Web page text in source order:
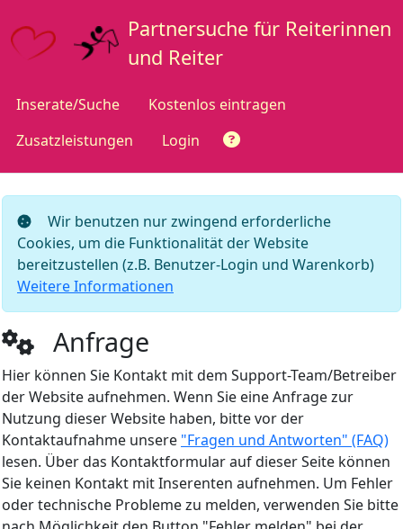
Partnersuche für Reiterinnen
und Reiter
Inserate/Suche
Kostenlos eintragen
Zusatzleistungen
Login
Wir benutzen nur zwingend erforderliche
Cookies, um die Funktionalität der Website
bereitzustellen (z.B. Benutzer-Login und Warenkorb)
Weitere Informationen
Anfrage
Hier können Sie Kontakt mit dem Support-Team/Betreiber
der Website aufnehmen. Wenn Sie eine Anfrage zur
Nutzung dieser Website haben, bitte vor der
Kontaktaufnahme unsere "Fragen und Antworten" (FAQ)
lesen. Über das Kontaktformular auf dieser Seite können
Sie keinen Kontakt mit Inserenten aufnehmen. Um Fehler
oder technische Probleme zu melden, verwenden Sie bitte